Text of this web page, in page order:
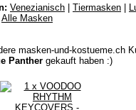
Venezianisch Tiermasken
Alle Masken
masken-und-kostueme.ch
Panther gekauft haben :)